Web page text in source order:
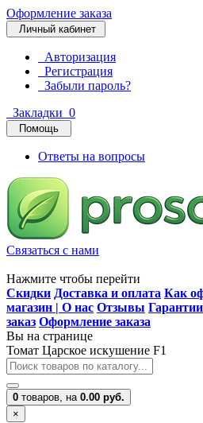
Оформление заказа
Личный кабинет
Авторизация
Регистрация
Забыли пароль?
Закладки 0
Помощь
Ответы на вопросы
Связаться с нами
Нажмите чтобы перейти
Скидки Доставка и оплата Как
магазин | О нас Отзывы
заказ Оформление заказа
Вы на странице
Томат Царское искушение F1
0 товаров, на 0.00 руб.
×